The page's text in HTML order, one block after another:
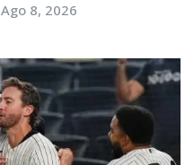
Ago 8, 2026